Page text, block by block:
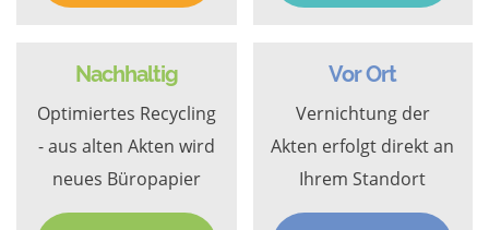
Nachhaltig
Optimiertes Recycling
- aus alten Akten wird
neues Büropapier
Vor Ort
Vernichtung der
Akten erfolgt direkt an
Ihrem Standort